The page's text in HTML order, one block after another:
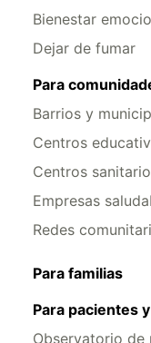
Bienestar
Dejar de fumar
Para
Barrios y
Centros
Centros
Empresas
Redes
Para familias
Para pacientes
Observatorio de